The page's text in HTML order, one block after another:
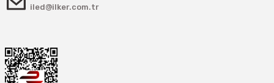
iled@ilker.com.tr